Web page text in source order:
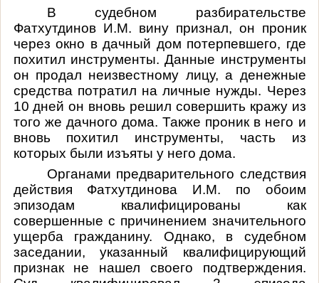
В судебном разбирательстве
Фатхутдинов И.М. вину признал, он проник
через окно в дачный дом потерпевшего, где
похитил инструменты. Данные инструменты
он продал неизвестному лицу, а денежные
средства потратил на личные нужды. Через
10 дней он вновь решил совершить кражу из
того же дачного дома. Также проник в него и
вновь похитил инструменты, часть из
которых были изъяты у него дома.
Органами предварительного следствия
действия Фатхутдинова И.М. по обоим
эпизодам квалифицированы как
совершенные с причинением значительного
ущерба гражданину. Однако, в судебном
заседании, указанный квалифицирующий
признак не нашел своего подтверждения.